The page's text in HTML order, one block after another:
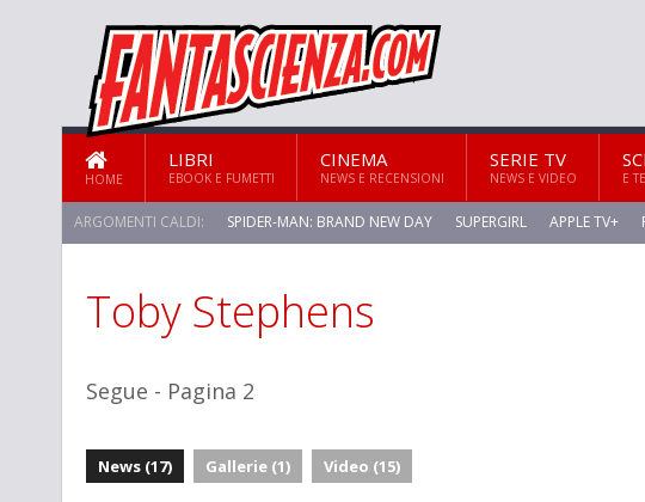
HOME
LIBRI
EBOOK E FUMETTI
CINEMA
NEWS E RECENSIONI
SERIE TV
NEWS E VIDEO E
ARGOMENTI CALDI: SPIDER-MAN: BRAND NEW DAY SUPERGIRL APPLE TV+
STAR TREK: STRANGE NEW WORLDS
Toby Stephens
Segue - Pagina 2
News (17) Gallerie (1) Video (15)